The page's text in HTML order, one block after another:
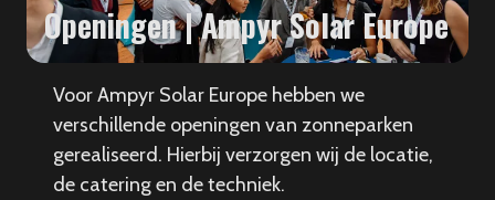
Openingen | Ampyr Solar Europe
Voor Ampyr Solar Europe hebben we
verschillende openingen van zonneparken
gerealiseerd. Hierbij verzorgen wij de locatie,
de catering en de techniek.